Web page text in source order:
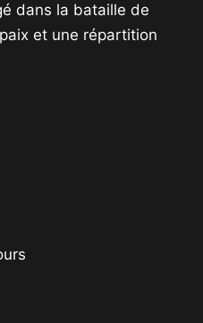
dans la bataille de
et une répartition